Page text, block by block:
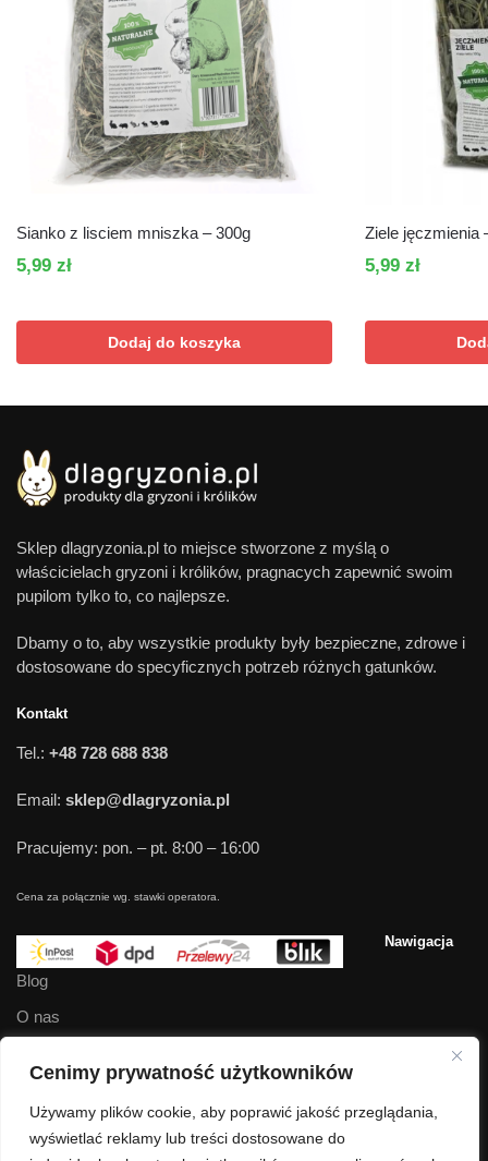
Cenimy prywatność użytkowników
Używamy plików cookie, aby poprawić jakość przeglądania,
wyświetlać reklamy lub treści dostosowane do
Sianko z lisciem mniszka – 300g
5,99 zł
Dodaj do koszyka
Ziele jęczmienia
5,99 zł
Sklep dlagryzonia.pl to miejsce stworzone z myślą o
właścicielach gryzoni i królików, pragnacych zapewnić swoim
pupilom tylko to, co najlepsze.
Dbamy o to, aby wszystkie produkty były bezpieczne, zdrowe i
dostosowane do specyficznych potrzeb różnych gatunków.
Kontakt
Tel.: +48 728 688 838
Email: sklep@dlagryzonia.pl
Pracujemy: pon. – pt. 8:00 – 16:00
Cena za połącznie wg. stawki operatora.
Nawigacja
Blog
O nas
Regulamin
Polityka prywatności